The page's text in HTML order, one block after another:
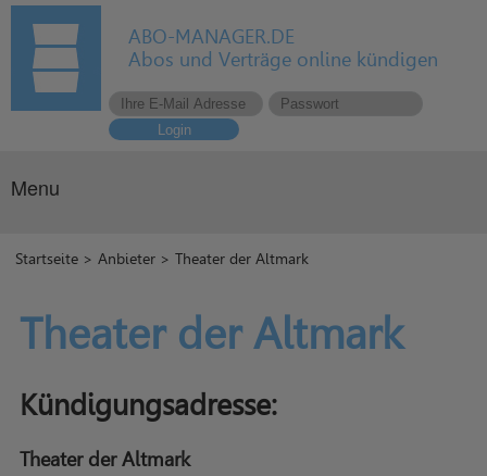
ABO-MANAGER.DE
Abos und Verträge online kündigen
Login
Menu
Startseite >Anbieter > Theater der Altmark
Theater der Altmark
Kündigungsadresse:
Theater der Altmark